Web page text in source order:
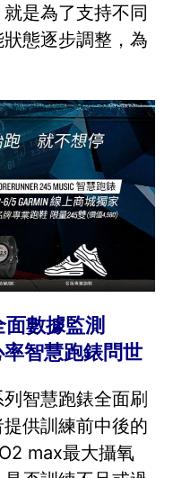
是為了支持不同
態逐步調整，為
數據監測
智慧跑錶問世
智慧跑錶全面刷
供訓練前中後的
max最大攝氧